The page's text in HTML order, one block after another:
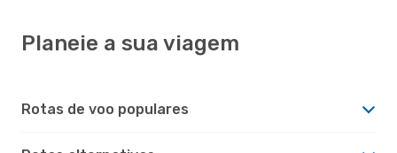
Planeie a sua viagem
Rotas de voo populares